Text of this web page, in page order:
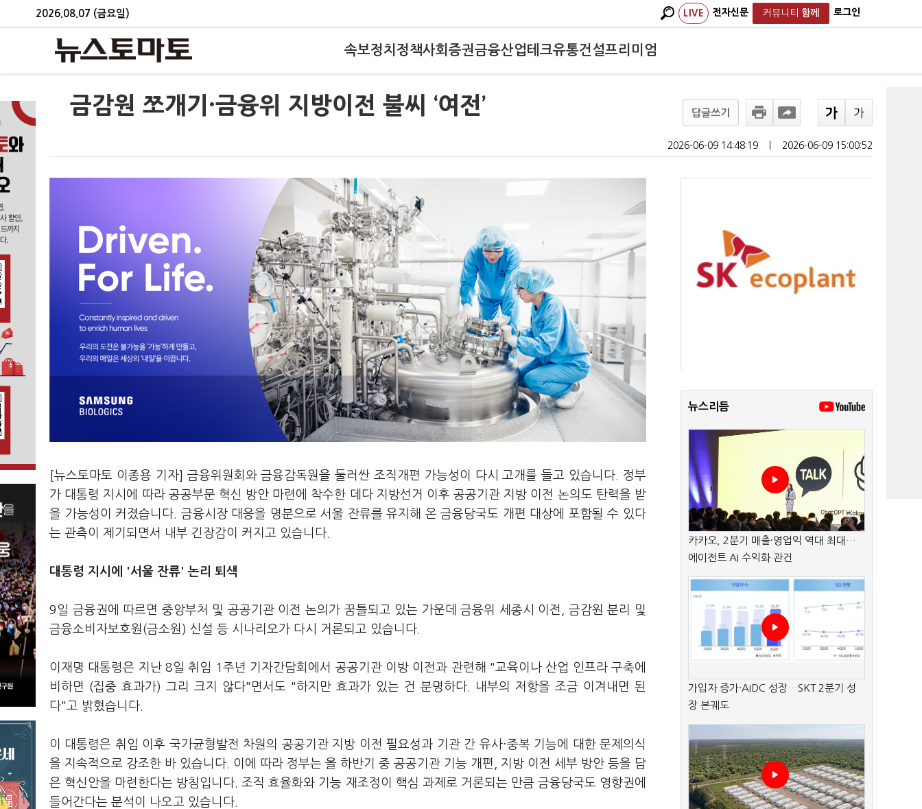
2026.08.07 (금요일) LIVE 전자신문 커뮤니티 함께 로그인
속보정치 정책사회 증권금융산업테크유통건설프리미엄
금감원 쪼개기·금융위 지방이전 불씨 ‘여전’ 답글쓰기
2026-06-09 14:48:19 2026-06-09 15:00:52
[뉴스토마토 이종용 기자] 금융위원회와 금융감독원을 둘러싼 조직개편 가능성이 다시 고개를 들고 있습니다. 정부
가 대통령 지시에 따라 공공부문 혁신 방안 마련에 착수한 데다 지방선거 이후 공공기관 지방 이전 논의도 탄력을 받
을 가능성이 커졌습니다. 금융시장 대응을 명분으로 서울 잔류를 유지해 온 금융당국도 개편 대상에 포함될 수 있다
는 관측이 제기되면서 내부 긴장감이 커지고 있습니다.
대통령 지시에 '서울 잔류' 논리 퇴색
9일 금융권에 따르면 중앙부처 및 공공기관 이전 논의가 꿈틀되고 있는 가운데 금융위 세종시 이전, 금감원 분리 및
금융소비자보호원(금소원) 신설 등 시나리오가 다시 거론되고 있습니다.
이재명 대통령은 지난 8일 취임 1주년 기자간담회에서 공공기관 이방 이전과 관련해 "교육이나 산업 인프라 구축에
비하면 (집중 효과가) 그리 크지 않다"면서도 "하지만 효과가 있는 건 분명하다. 내부의 저항을 조금 이겨내면 된
다"고 밝혔습니다.
이 대통령은 취임 이후 국가균형발전 차원의 공공기관 지방 이전 필요성과 기관 간 유사·중복 기능에 대한 문제의식
을 지속적으로 강조한 바 있습니다. 이에 따라 정부는 올 하반기 중 공공기관 기능 개편, 지방 이전 세부 방안 등을 담
은 혁신안을 마련한다는 방침입니다. 조직 효율화와 기능 재조정이 핵심 과제로 거론되는 만큼 금융당국도 영향권에
들어간다는 분석이 나오고 있습니다.
뉴스리듬
카카오, 2분기 매출·영업익 역대 최대…
에이전트 AI 수익화 관건
가입자 증가·AIDC 성장…SKT 2분기 성
장 본궤도